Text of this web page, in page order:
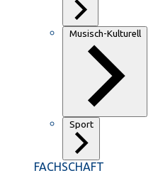
Musisch-Kulturell
Sport
FACHSCHAFT